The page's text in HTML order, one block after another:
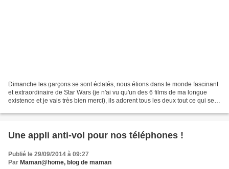
Dimanche les garçons se sont éclatés, nous étions dans le monde fascinant
et extraordinaire de Star Wars (je n'ai vu qu'un des 6 films de ma longue
existence et je vais très bien merci), ils adorent tous les deux tout ce qui se
Une appli anti-vol pour nos téléphones !
Publié le 29/09/2014 à 09:27
Par Maman@home, blog de maman